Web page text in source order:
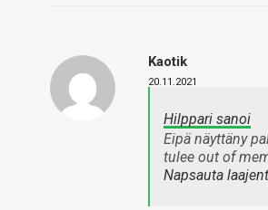
Kaotik
20.11.2021
Hilppari sanoi
Eipä näyttäny
tulee out of
Napsauta